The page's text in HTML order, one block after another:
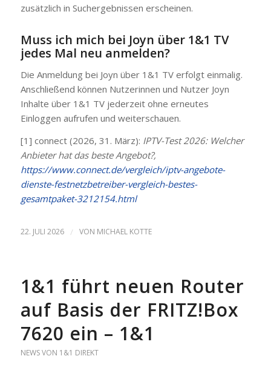
zusätzlich in Suchergebnissen erscheinen.
Muss ich mich bei Joyn über 1&1 TV
jedes Mal neu anmelden?
Die Anmeldung bei Joyn über 1&1 TV erfolgt einmalig.
Anschließend können Nutzerinnen und Nutzer Joyn
Inhalte über 1&1 TV jederzeit ohne erneutes
Einloggen aufrufen und weiterschauen.
[1] connect (2026, 31. März): IPTV-Test 2026: Welcher
Anbieter hat das beste Angebot?,
https://www.connect.de/vergleich/iptv-angebote-
dienste-festnetzbetreiber-vergleich-bestes-
gesamtpaket-3212154.html
22. JULI 2026 / VON MICHAEL KOTTE
1&1 führt neuen Router
auf Basis der FRITZ!Box
7620 ein – 1&1
NEWS VON 1&1 DIREKT